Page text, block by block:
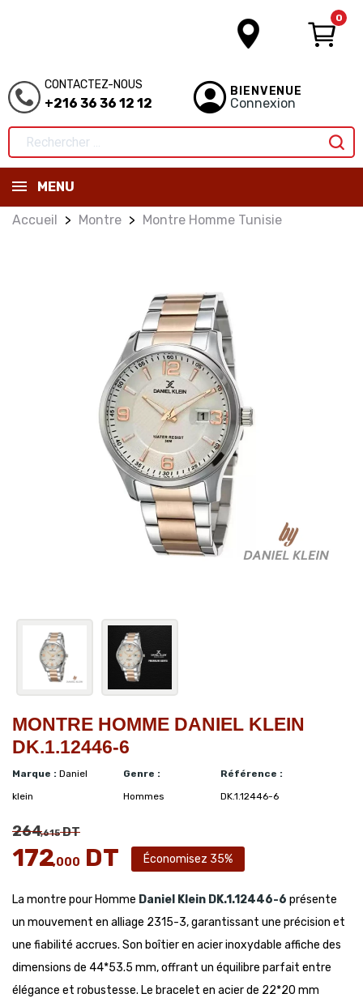
0
CONTACTEZ-NOUS
+216 36 36 12 12
BIENVENUE
Connexion
MENU
Accueil Montre Montre Homme Tunisie
MONTRE HOMME DANIEL KLEIN
DK.1.12446-6
Marque : Daniel
klein
Genre :
Hommes
Référence :
DK.1.12446-6
264,615DT
172,000 DT Économisez 35%
La montre pour Homme Daniel Klein DK.1.12446-6 présente
un mouvement en alliage 2315-3, garantissant une précision et
une fiabilité accrues. Son boîtier en acier inoxydable affiche des
dimensions de 44*53.5 mm, offrant un équilibre parfait entre
élégance et robustesse. Le bracelet en acier de 22*20 mm